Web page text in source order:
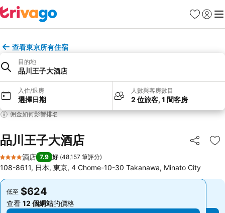
收藏夾
登入 選
查看東京所有住宿
目的地
品川王子大酒店
入住/退房
選擇日期
人數與客房數目
2 位旅客, 1 間客房
佣金如何影響排名
品川王子大酒店 分享
放
4 星級
酒店 7.9 好 (48,157 筆評分)
108-8611, 日本, 東京, 4 Chome-10-30 Takanawa, Minato City
低至 $624
查看 12 個網站的價格
低至 $624
查看 12 個網站的價格